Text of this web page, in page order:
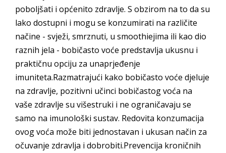
poboljšati i općenito zdravlje. S obzirom na to da su
lako dostupni i mogu se konzumirati na različite
načine - svježi, smrznuti, u smoothiejima ili kao dio
raznih jela - bobičasto voće predstavlja ukusnu i
praktičnu opciju za unaprjeđenje
imuniteta.Razmatrajući kako bobičasto voće djeluje
na zdravlje, pozitivni učinci bobičastog voća na
vaše zdravlje su višestruki i ne ograničavaju se
samo na imunološki sustav. Redovita konzumacija
ovog voća može biti jednostavan i ukusan način za
očuvanje zdravlja i dobrobiti.Prevencija kroničnih